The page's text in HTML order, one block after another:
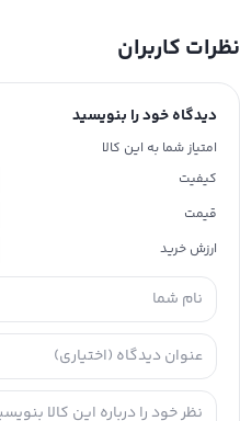
نظرات کاربران
دیدگاه خود را بنویسید
امتیاز شما به این کالا
کیفیت
قیمت
ارزش خرید